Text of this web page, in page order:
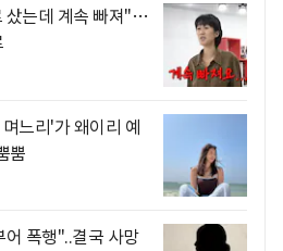
샀는데 계속 빠져"…
느리'가 왜이리 예
뿜
폭행"..결국 사망